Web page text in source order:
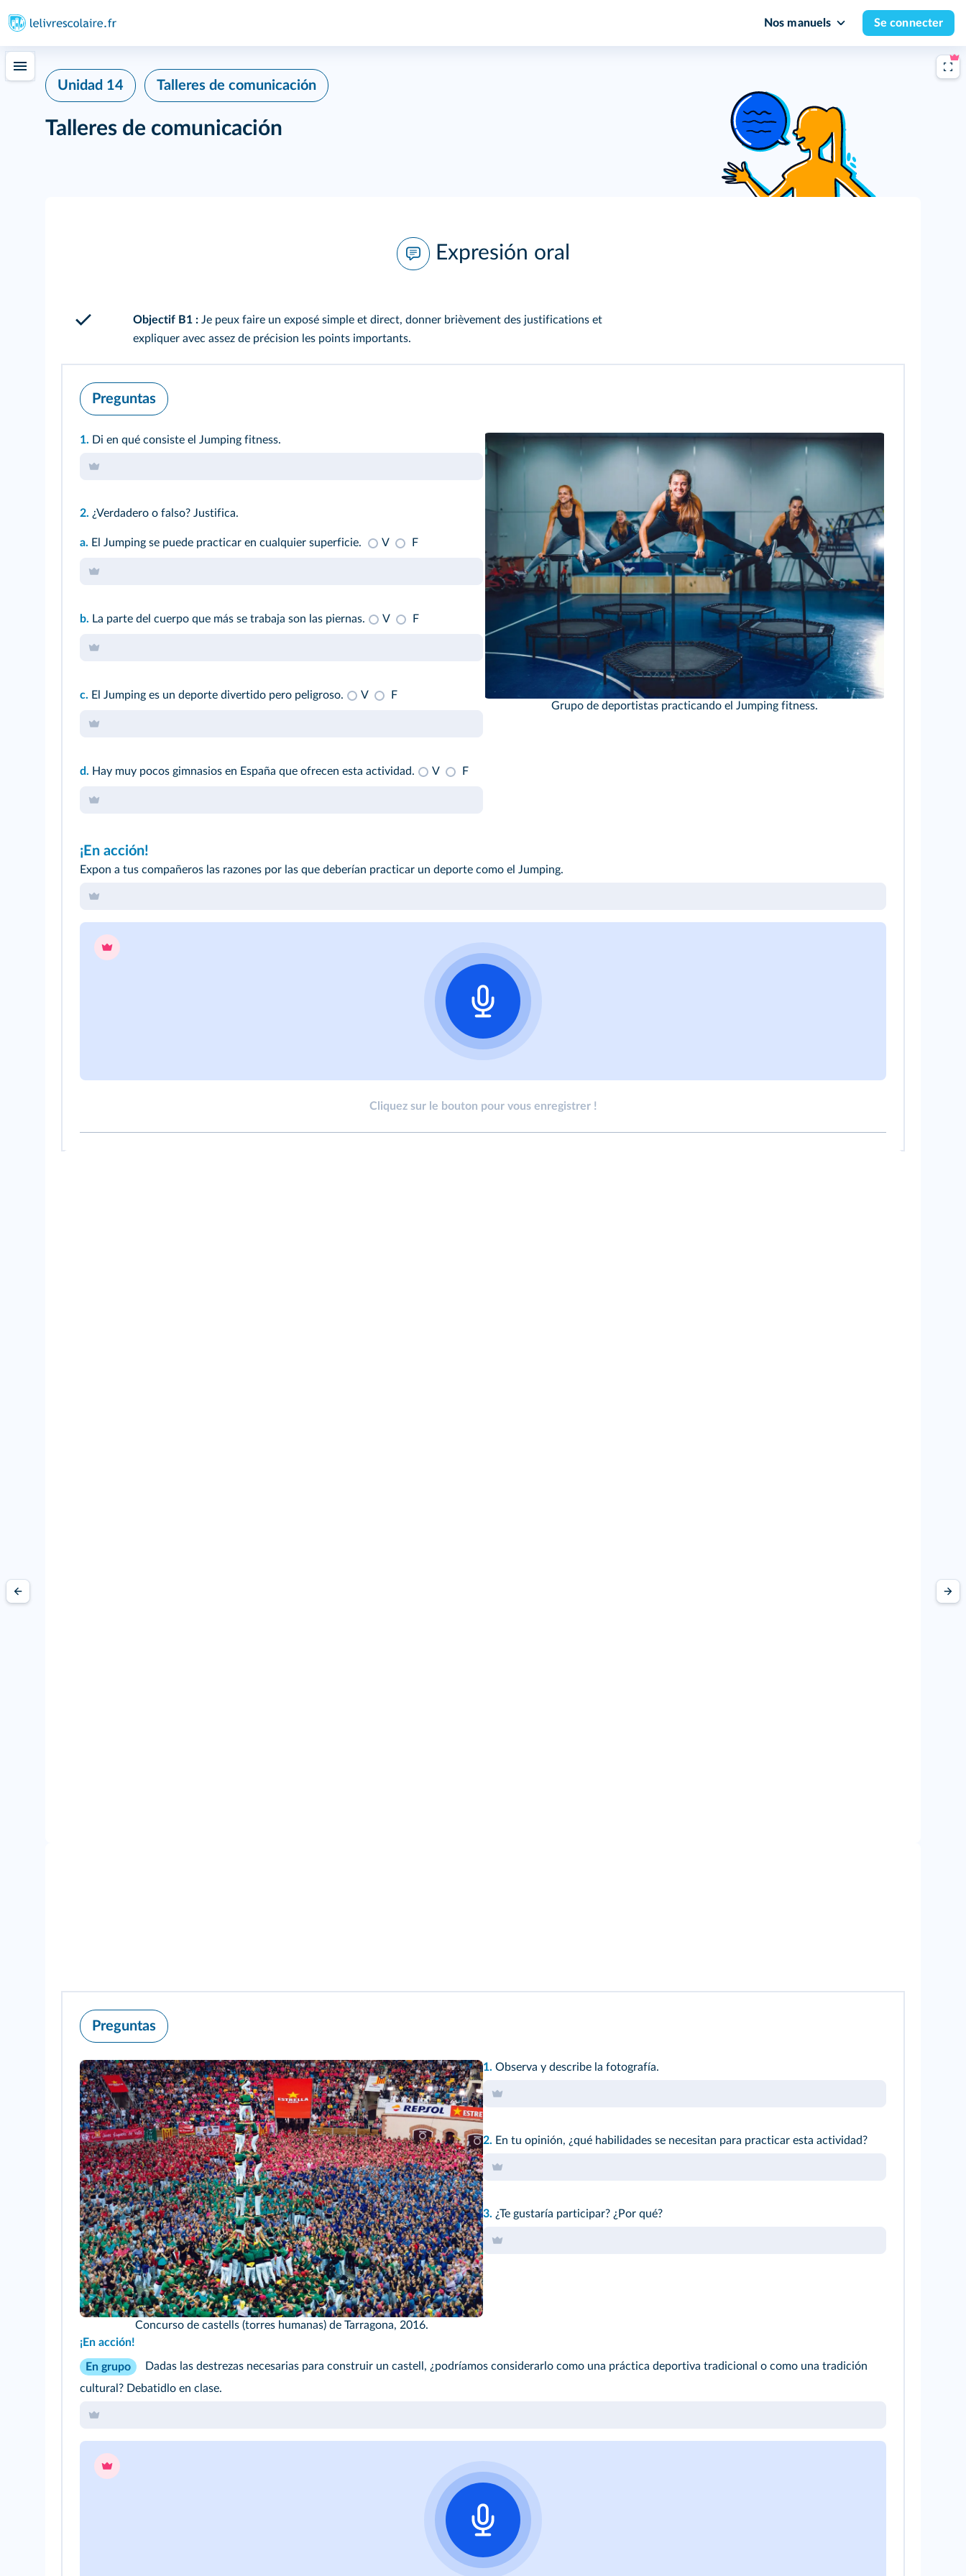
Nos manuels Se connecter
Unidad 14 Talleres de comunicación
Talleres de comunicación
Expresión oral
Objectif B1 : Je peux faire un exposé simple et direct, donner brièvement des justifications et
expliquer avec assez de précision les points importants.
Preguntas
1. Di en qué consiste el Jumping fitness.
2. ¿Verdadero o falso? Justifica.
a. El Jumping se puede practicar en cualquier superficie. V F
b. La parte del cuerpo que más se trabaja son las piernas. V F
c. El Jumping es un deporte divertido pero peligroso. V F
d. Hay muy pocos gimnasios en España que ofrecen esta actividad. V F
Grupo de deportistas practicando el Jumping fitness.
¡En acción!
Expon a tus compañeros las razones por las que deberían practicar un deporte como el Jumping.
Cliquez sur le bouton pour vous enregistrer !
Preguntas
Concurso de castells (torres humanas) de Tarragona, 2016.
1. Observa y describe la fotografía.
2. En tu opinión, ¿qué habilidades se necesitan para practicar esta actividad?
3. ¿Te gustaría participar? ¿Por qué?
¡En acción!
En grupo
Dadas las destrezas necesarias para construir un castell, ¿podríamos considerarlo como una práctica deportiva tradicional o como una tradición
cultural? Debatidlo en clase.